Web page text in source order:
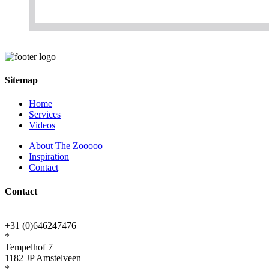
Sitemap
Home
Services
Videos
About The Zooooo
Inspiration
Contact
Contact
–
+31 (0)646247476
*
Tempelhof 7
1182 JP Amstelveen